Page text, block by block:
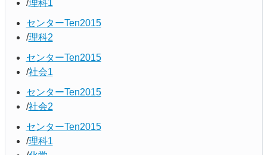
理科1
センターTen2015
理科2
センターTen2015
社会1
センターTen2015
社会2
センターTen2015
理科1